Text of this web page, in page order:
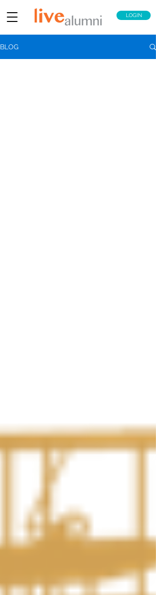
LOGIN
BLOG